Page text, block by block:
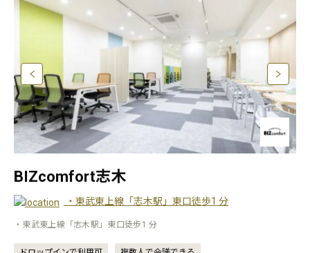
BIZcomfort志木
・東武東上線「志木駅」東口徒歩1 分
・東武東上線「志木駅」東口徒歩1 分